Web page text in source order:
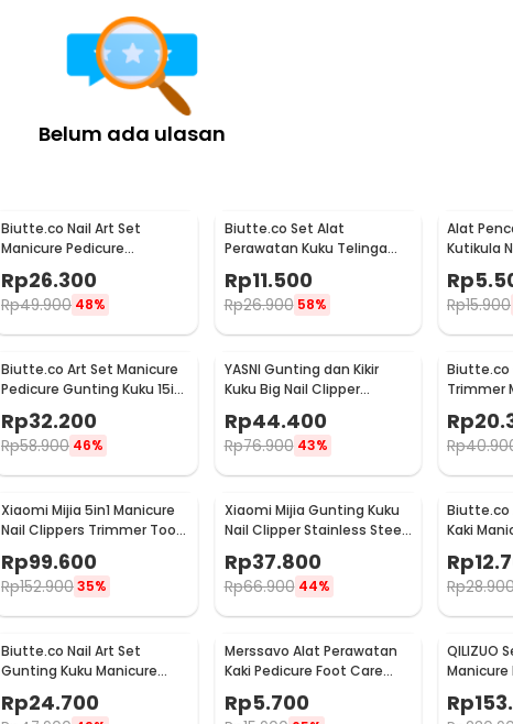
Belum ada ulasan
Biutte.co Nail Art Set
Manicure Pedicure
Stainless Steel 12 PCS -
012A
Rp26.300
Rp49.900 48%
Biutte.co Set Alat
Perawatan Kuku Telinga
Rp11.500
Rp26.900 58%
Alat
Kutikula
Rp
Rp15.900
Biutte.co Art Set Manicure
Pedicure Gunting Kuku 15in1
- MR-6103
Rp32.200
Rp58.900 46%
YASNI Gunting dan Kikir
Kuku Big Nail Clipper
J0087
Rp44.400
Rp76.900 43%
Biutte.co
Trimmer
Rp
Rp
Xiaomi Mijia 5in1 Manicure
Nail Clippers Trimmer Tool
Set - MJZJD002QW
Rp99.600
Rp152.90035%
Xiaomi Mijia Gunting Kuku
Nail Clipper Stainless Steel
- MJZJD001QW
Rp37.800
Rp66.900 44%
Biutte.co
Kaki
Rp
Rp
Biutte.co Nail Art Set
Gunting Kuku Manicure
Rp24.700
Merssavo Alat Perawatan
Kaki Pedicure Foot Care
Rp5.700
QILIZUO
Manicure
PCS - 309
Rp